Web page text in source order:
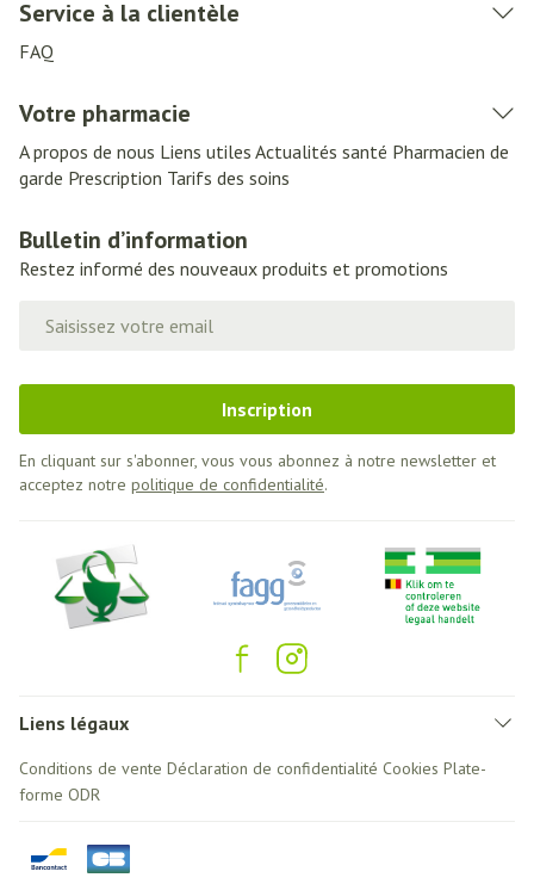
Service à la clientèle
FAQ
Votre pharmacie
A propos de nous Liens utiles Actualités santé Pharmacien de
garde Prescription Tarifs des soins
Bulletin d’information
Restez informé des nouveaux produits et promotions
Inscription
En cliquant sur s'abonner, vous vous abonnez à notre newsletter et
acceptez notre politique de confidentialité.
Liens légaux
Conditions de vente Déclaration de confidentialité Cookies Plate-
forme ODR